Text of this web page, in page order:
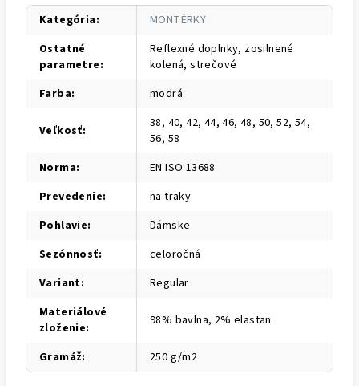
Kategória:
MONTÉRKY
Ostatné
parametre:
Reflexné doplnky, zosilnené
kolená, strečové
Farba: modrá
Veľkosť:
38, 40, 42, 44, 46, 48, 50, 52, 54,
56, 58
Norma:
EN ISO 13688
Prevedenie:
na traky
Pohlavie:
Dámske
Sezónnosť:
celoročná
Variant:
Regular
Materiálové
zloženie: 98% bavlna, 2% elastan
Gramáž: 250 g/m2